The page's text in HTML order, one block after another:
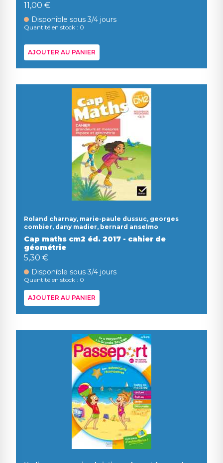
11,00 €
Disponible sous 3/4 jours
Quantité en stock : 0
AJOUTER AU PANIER
Roland charnay, marie-paule dussuc, georges
combier, dany madier, bernard anselmo
Cap maths cm2 éd. 2017 - cahier de
géométrie
5,30 €
Disponible sous 3/4 jours
Quantité en stock : 0
AJOUTER AU PANIER